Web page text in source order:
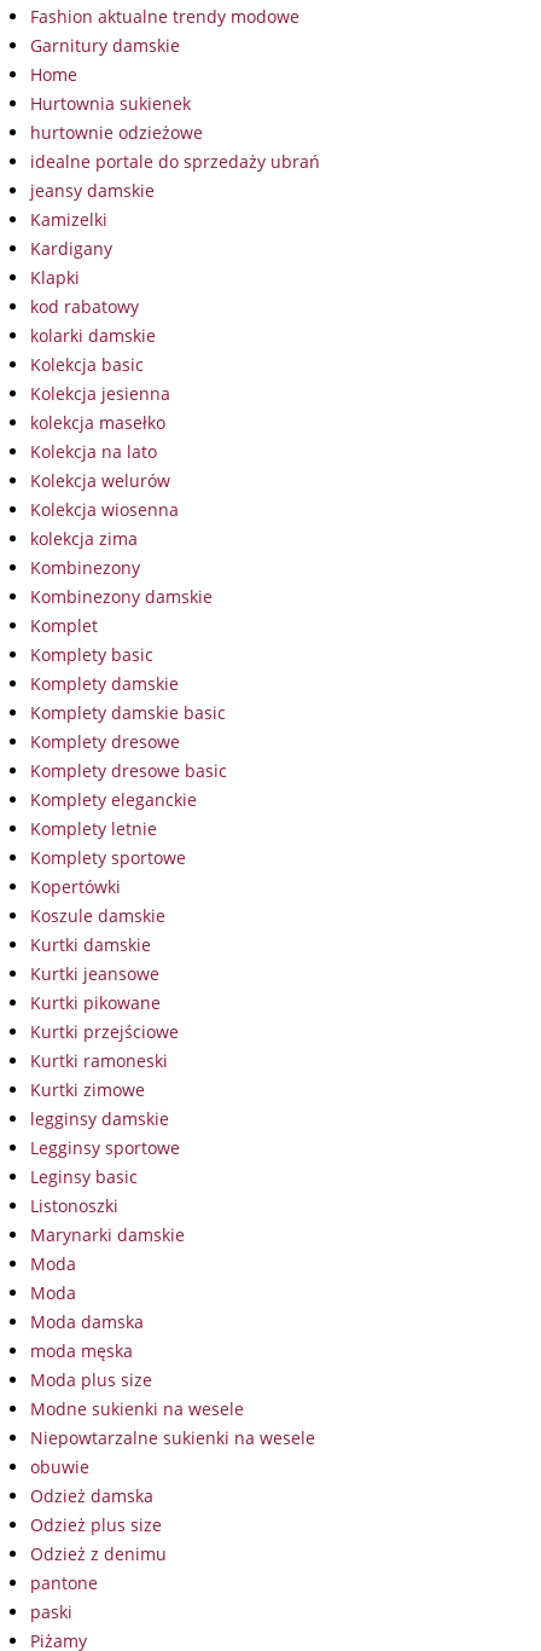
Fashion aktualne trendy modowe
Garnitury damskie
Home
Hurtownia sukienek
hurtownie odzieżowe
idealne portale do sprzedaży ubrań
jeansy damskie
Kamizelki
Kardigany
Klapki
kod rabatowy
kolarki damskie
Kolekcja basic
Kolekcja jesienna
kolekcja masełko
Kolekcja na lato
Kolekcja welurów
Kolekcja wiosenna
kolekcja zima
Kombinezony
Kombinezony damskie
Komplet
Komplety basic
Komplety damskie
Komplety damskie basic
Komplety dresowe
Komplety dresowe basic
Komplety eleganckie
Komplety letnie
Komplety sportowe
Kopertówki
Koszule damskie
Kurtki damskie
Kurtki jeansowe
Kurtki pikowane
Kurtki przejściowe
Kurtki ramoneski
Kurtki zimowe
legginsy damskie
Legginsy sportowe
Leginsy basic
Listonoszki
Marynarki damskie
Moda
Moda
Moda damska
moda męska
Moda plus size
Modne sukienki na wesele
Niepowtarzalne sukienki na wesele
obuwie
Odzież damska
Odzież plus size
Odzież z denimu
pantone
paski
Piżamy